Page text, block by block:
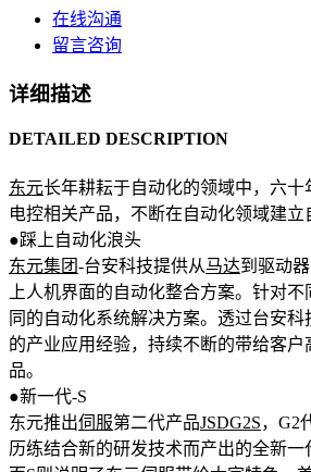
在线沟通
留言咨询
详细描述
DETAILED DESCRIPTION
东元长年耕耘于自动化的领域中，六十
电控相关产品，不断在自动化领域建立
●踩上自动化浪头
东元集团-台安科技提供从马达到驱动
上人机界面的自动化整合方案。针对
同的自动化系统解决方案。透过台安
的产业应用经验，持续不断的带给客
品。
●新一代-S
东元推出伺服第二代产品JSDG2S，G2
历练结合新的研发技术而产出的全新一